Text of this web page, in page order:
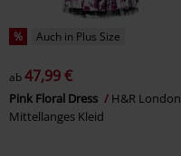
% Auch in Plus Size
ab47,99 €
Pink Floral Dress
H&R London
Mittellanges Kleid